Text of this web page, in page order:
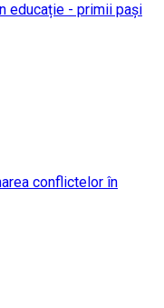
educație - primii pași
conflictelor în